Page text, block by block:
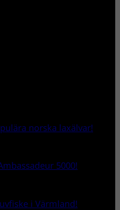
norska laxälvar!
5000!
i Värmland!